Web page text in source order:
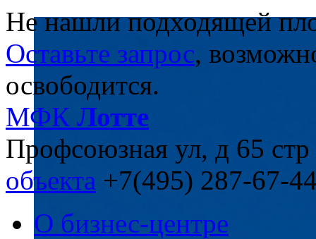
Не нашли подходящей
Оставьте запрос,
освободится.
МФК Лотте
Профсоюзная ул, д 65 стр
объекта +7(495) 287-67-
О бизнес-центре